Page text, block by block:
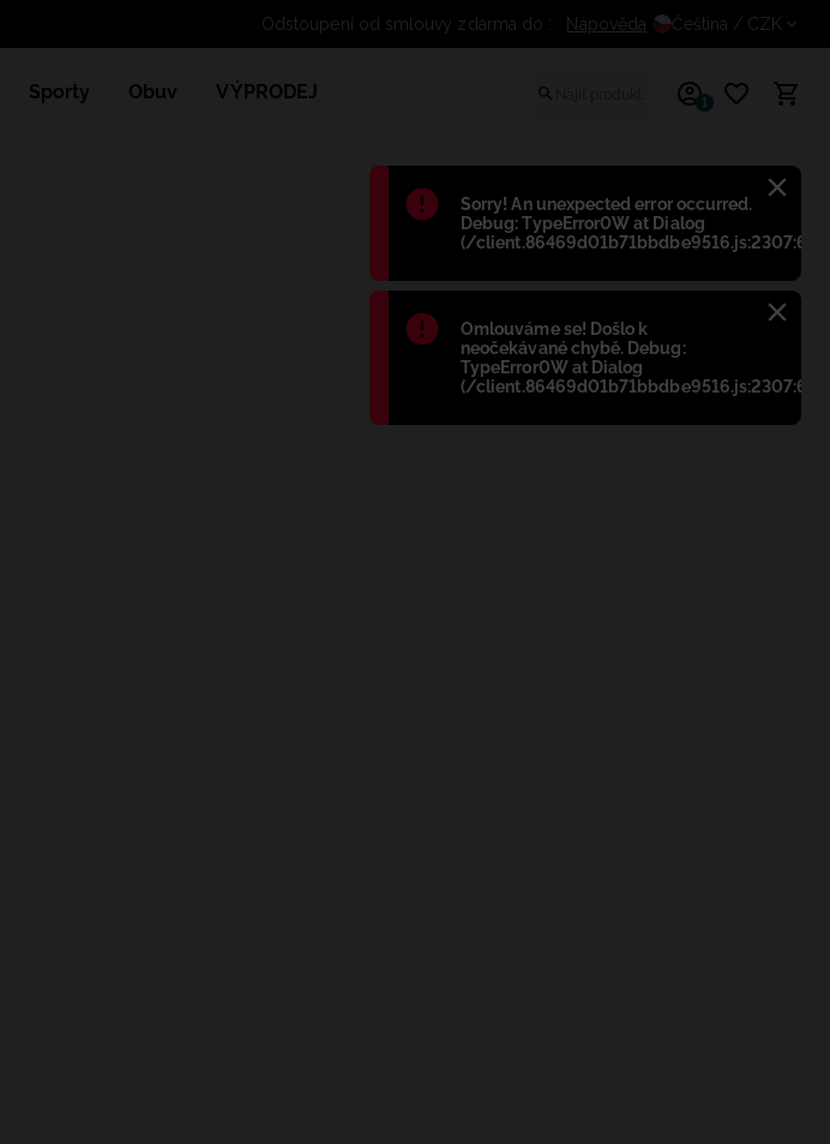
Błąd:
Sorry! An unexpected error occurred.
Debug: TypeError0W at Dialog
(/
Błąd:
Omlouváme se! Došlo k
neočekávané chybě. Debug:
TypeError0W at Dialog
(/
Odstoupení od smlouvy
Nápověda Čeština / CZK
Sporty Obuv VÝPRODEJ 1